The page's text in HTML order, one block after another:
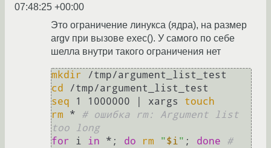
07:48:25 +00:00
Это ограничение линукса (ядра), на размер
argv при вызове exec(). У самого по себе
шелла внутри такого ограничения нет
mkdir
cd
seq 1 1000000 | xargs touch
rm * # ошибка rm: Argument list
too long
for
i in *; do rm "$i" ; done
#